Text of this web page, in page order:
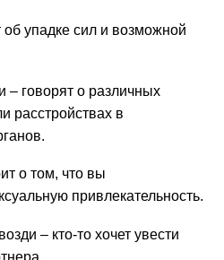
упадке сил и возможной
– говорят о различных
расстройствах в
о том, что вы
привлекательность.
– кто-то хочет увести